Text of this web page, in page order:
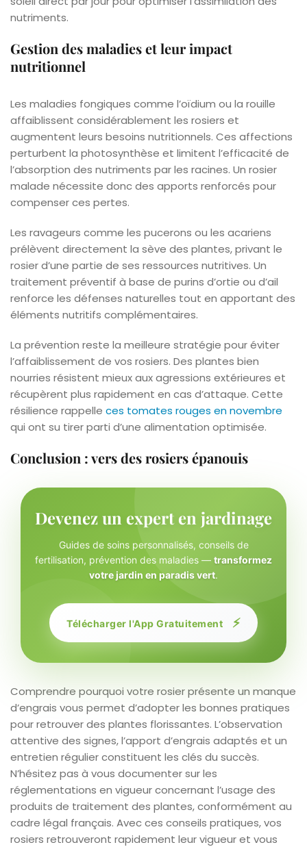
nutriments.
Gestion des maladies et leur impact
nutritionnel
Les maladies fongiques comme l’oïdium ou la rouille
affaiblissent considérablement les rosiers et
augmentent leurs besoins nutritionnels. Ces affections
perturbent la photosynthèse et limitent l’efficacité de
l’absorption des nutriments par les racines. Un rosier
malade nécessite donc des apports renforcés pour
compenser ces pertes.
Les ravageurs comme les pucerons ou les acariens
prélèvent directement la sève des plantes, privant le
rosier d’une partie de ses ressources nutritives. Un
traitement préventif à base de purins d’ortie ou d’ail
renforce les défenses naturelles tout en apportant des
éléments nutritifs complémentaires.
La prévention reste la meilleure stratégie pour éviter
l’affaiblissement de vos rosiers. Des plantes bien
nourries résistent mieux aux agressions extérieures et
récupèrent plus rapidement en cas d’attaque. Cette
résilience rappelle ces tomates rouges en novembre
qui ont su tirer parti d’une alimentation optimisée.
Conclusion : vers des rosiers épanouis
Devenez un expert en jardinage
Guides de soins personnalisés, conseils de
fertilisation, prévention des maladies — transformez
votre jardin en paradis vert.
Télécharger l'App Gratuitement ⚡
Comprendre pourquoi votre rosier présente un manque
d’engrais vous permet d’adopter les bonnes pratiques
pour retrouver des plantes florissantes. L’observation
attentive des signes, l’apport d’engrais adaptés et un
entretien régulier constituent les clés du succès.
N’hésitez pas à vous documenter sur les
réglementations en vigueur concernant l’usage des
produits de traitement des plantes, conformément au
cadre légal français. Avec ces conseils pratiques, vos
rosiers retrouveront rapidement leur vigueur et vous